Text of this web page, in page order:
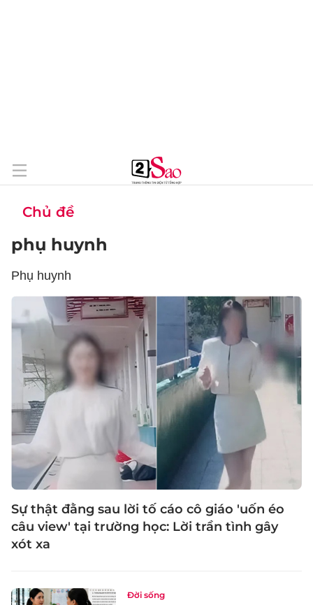
Chủ đề
phụ huynh
Phụ huynh
Sự thật đằng sau lời tố cáo cô giáo 'uốn éo
câu view' tại trường học: Lời trần tình gây
xót xa
Đời sống